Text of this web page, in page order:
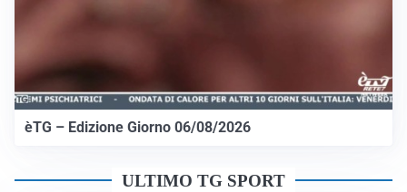
èTG – Edizione Giorno 06/08/2026
ULTIMO TG SPORT